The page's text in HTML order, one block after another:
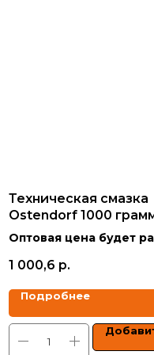
Техническая смазка
Ostendorf 1000
Оптовая цена будет
объёма заказа.
Цены указаны с учетом
1 000,6 р.
Подробнее